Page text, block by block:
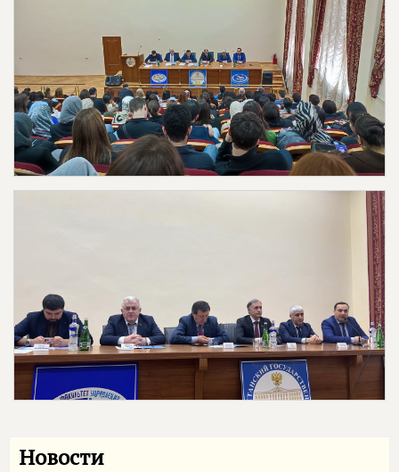
Новости